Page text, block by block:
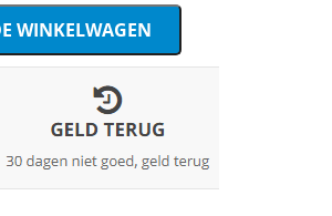
WINKELWAGEN